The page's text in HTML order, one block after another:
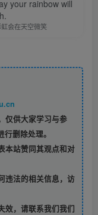
your rainbow will
会在天空微笑
仅供大家学习与参
行删除处理。
本站赞同其观点和对
违法的相关信息，访
效，请联系我们我们